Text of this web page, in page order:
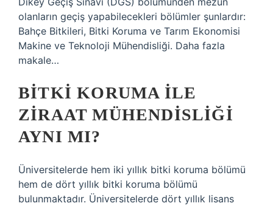
olanların geçiş yapabilecekleri bölümler şunlardır:
Bahçe Bitkileri, Bitki Koruma ve Tarım Ekonomisi
Makine ve Teknoloji Mühendisliği. Daha fazla
makale…
BITKI KORUMA ILE
ZIRAAT MÜHENDISLIĞI
AYNI MI?
Üniversitelerde hem iki yıllık bitki koruma bölümü
hem de dört yıllık bitki koruma bölümü
bulunmaktadır. Üniversitelerde dört yıllık lisans